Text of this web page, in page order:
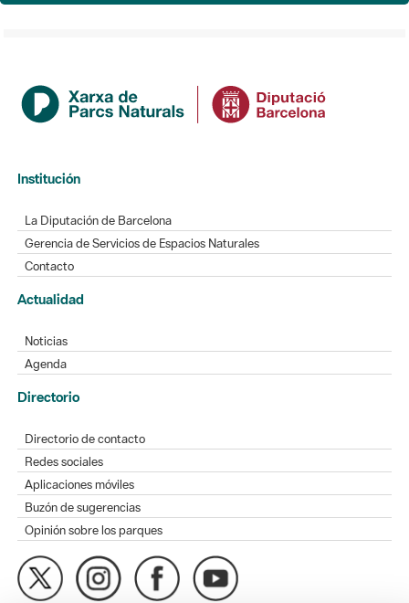
Institución
La Diputación de Barcelona
Gerencia de Servicios de Espacios Naturales
Contacto
Actualidad
Noticias
Agenda
Directorio
Directorio de contacto
Redes sociales
Aplicaciones móviles
Buzón de sugerencias
Opinión sobre los parques